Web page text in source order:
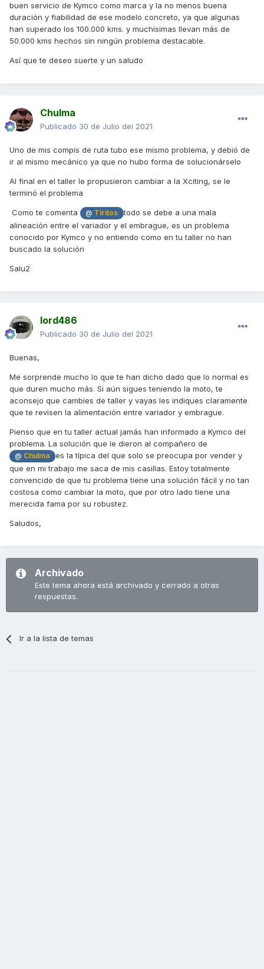
buen servicio de Kymco como marca y la no menos buena
duración y fiabilidad de ese modelo concreto, ya que algunas
han superado los 100.000 kms. y muchísimas llevan más de
50.000 kms hechos sin ningún problema destacable.
Así que te deseo suerte y un saludo
Chulma
Publicado 30 de Julio del 2021
Uno de mis compis de ruta tubo ese mismo problema, y debió de
ir al mismo mecánico ya que no hubo forma de solucionárselo
Al final en el taller le propusieron cambiar a la Xciting, se le
terminó el problema
Como te comenta @ Tiritos
todo se debe a una mala
alineación entre el variador y el embrague, es un problema
conocido por Kymco y no entiendo como en tu taller no han
buscado la solución
Salu2
lord486
Publicado 30 de Julio del 2021
Buenas,
Me sorprende mucho lo que te han dicho dado que lo normal es
que duren mucho más. Si aún sigues teniendo la moto, te
aconsejo que cambies de taller y vayas les indiques claramente
que te revisen la alimentación entre variador y embrague.
Pienso que en tu taller actual jamás han informado a Kymco del
problema. La solución que le dieron al compañero de
@ Chulma
es la típica del que solo se preocupa por vender y
que en mi trabajo me saca de mis casillas. Estoy totalmente
convencido de que tu problema tiene una solución fácil y no tan
costosa como cambiar la moto, que por otro lado tiene una
merecida fama por su robustez.
Saludos,
Archivado
Este tema ahora está archivado y cerrado a otras
respuestas.
Ir a la lista de temas